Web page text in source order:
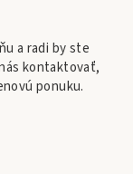
a radi by ste
kontaktovať,
ponuku.